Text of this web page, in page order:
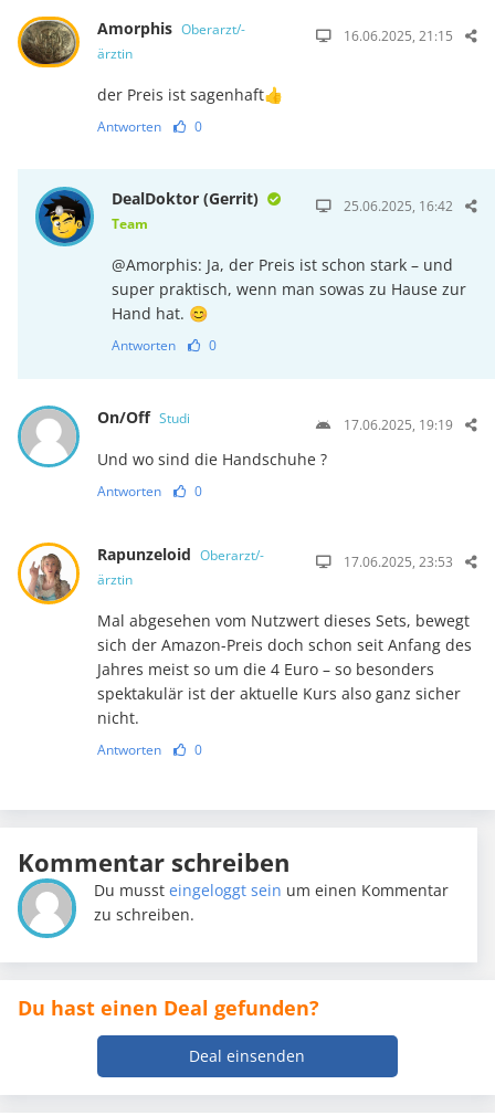
Amorphis Oberarzt/-
ärztin
16.06.2025, 21:15
der Preis ist sagenhaft👍
Antworten 0
DealDoktor (Gerrit)
Team
25.06.2025, 16:42
@Amorphis: Ja, der Preis ist schon stark – und
super praktisch, wenn man sowas zu Hause zur
Hand hat. 😊
Antworten 0
On/Off Studi 17.06.2025, 19:19
Und wo sind die Handschuhe ?
Antworten 0
Rapunzeloid Oberarzt/-
ärztin
17.06.2025, 23:53
Mal abgesehen vom Nutzwert dieses Sets, bewegt
sich der Amazon-Preis doch schon seit Anfang des
Jahres meist so um die 4 Euro – so besonders
spektakulär ist der aktuelle Kurs also ganz sicher
nicht.
Antworten 0
Kommentar schreiben
Du mussteingeloggt sein um einen Kommentar
zu schreiben.
Du hast einen Deal gefunden?
Deal einsenden